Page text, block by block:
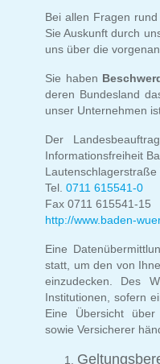
Bei allen Fragen
Sie Auskunft durch
uns über die
Sie haben
deren Bundesland
unser Unternehmen
Der
Informationsfreiheit
Tel. 0711 615541-0
Fax 0711 615541-15
http://www.baden-
Eine
statt, um den von
einzudecken. Des
Institutionen, sofern
Eine Übersicht über
sowie Versicherer